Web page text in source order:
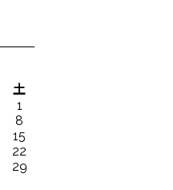
土
1
8
15
22
29